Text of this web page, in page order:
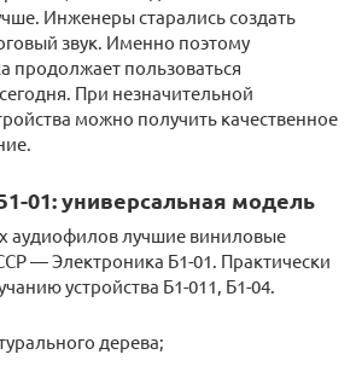
Инженеры старались создать
звук. Именно поэтому
продолжает пользоваться
При незначительной
можно получить качественное
01: универсальная модель
аудиофилов лучшие виниловые
— Электроника Б1-01. Практически
устройства Б1-011, Б1-04.
дерева;